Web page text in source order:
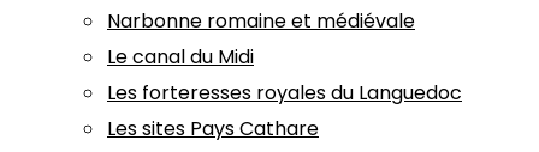
Narbonne romaine et médiévale
Le canal du Midi
Les forteresses royales du Languedoc
Les sites Pays Cathare